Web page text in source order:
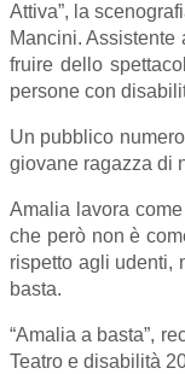
Attiva”, la
Mancini.
fruire dello
persone con
Un pubblico
giovane ragazza di
Amalia lavora
che però non è
rispetto agli udenti,
basta.
“Amalia a basta”,
Teatro e disabilità